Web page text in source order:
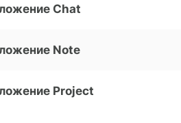
Chat
Note
Project